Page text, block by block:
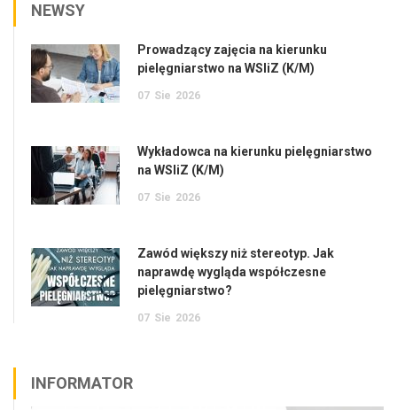
NEWSY
Prowadzący zajęcia na kierunku
pielęgniarstwo na WSIiZ (K/M)
07 Sie 2026
Wykładowca na kierunku pielęgniarstwo
na WSIiZ (K/M)
07 Sie 2026
Zawód większy niż stereotyp. Jak
naprawdę wygląda współczesne
pielęgniarstwo?
07 Sie 2026
INFORMATOR